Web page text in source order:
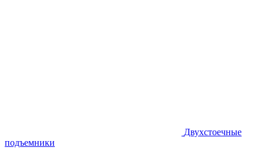
Двухстоечные
подъемники